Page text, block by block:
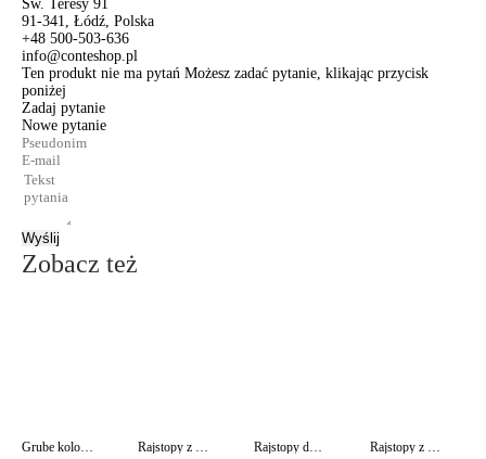
Św. Teresy 91
91-341, Łódź, Polska
+48 500-503-636
info@conteshop.pl
Ten produkt nie ma pytań Możesz zadać pytanie, klikając przycisk
poniżej
Zadaj pytanie
Nowe pytanie
Wyślij
Zobacz też
Grube kolorowe rajstopy COLOURS TOP Lycra® Rajstopy z imitacją pończoch ze sznurowaniem z tyłu POEMA Lycra® Rajstopy damskie ze wzmocnią częścią majtkową NUANCE 20 Lycra® Rajstopy z efektem "delikatny jedwab" PRESTIGE 40 Lycra®